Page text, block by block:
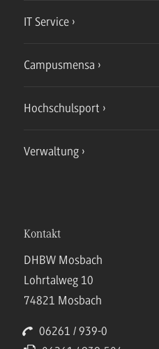
IT Service
Campusmensa
Hochschulsport
Verwaltung
Kontakt
DHBW Mosbach
Lohrtalweg 10
74821 Mosbach
06261 / 939-0